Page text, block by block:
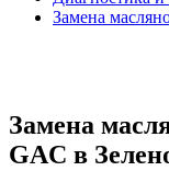
Замена
Замена
GAC в